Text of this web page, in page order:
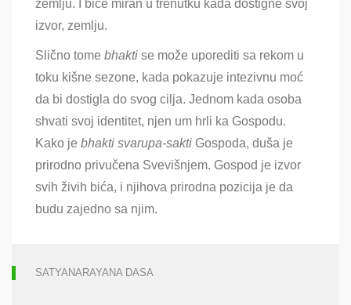
zemlju. I biće miran u trenutku kada dostigne svoj
izvor, zemlju.
Slično tome bhakti se može uporediti sa rekom u
toku kišne sezone, kada pokazuje intezivnu moć
da bi dostigla do svog cilja. Jednom kada osoba
shvati svoj identitet, njen um hrli ka Gospodu.
Kako je bhakti svarupa-sakti Gospoda, duša je
prirodno privučena Svevišnjem. Gospod je izvor
svih živih bića, i njihova prirodna pozicija je da
budu zajedno sa njim.
SATYANARAYANA DASA